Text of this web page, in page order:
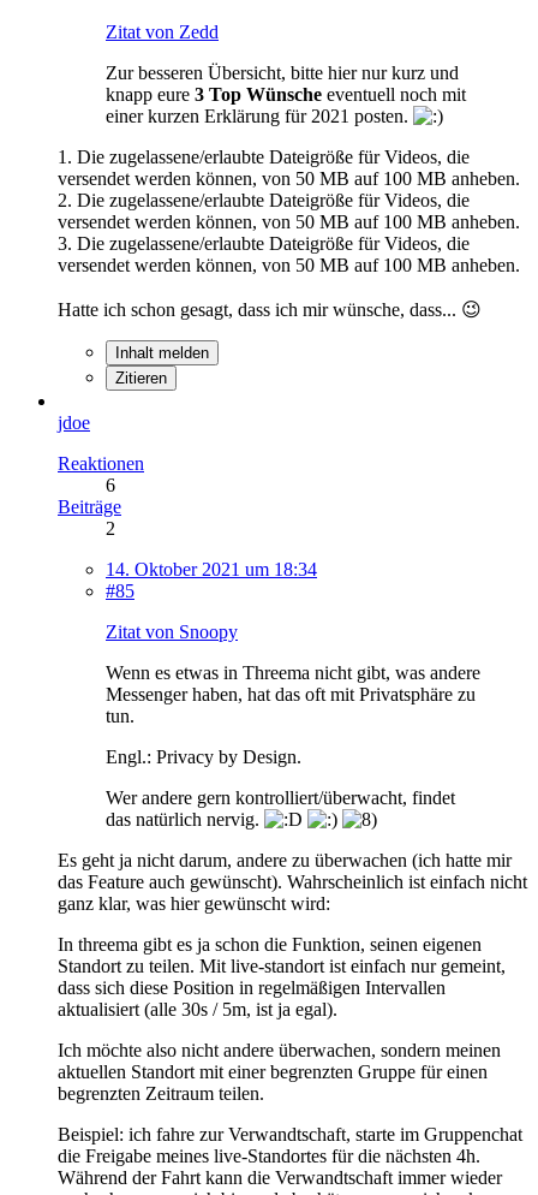
Zitat von Zedd
Zur besseren Übersicht, bitte hier nur kurz und
knapp eure 3 Top Wünsche eventuell noch mit
einer kurzen Erklärung für 2021 posten.
1. Die zugelassene/erlaubte Dateigröße für Videos, die
versendet werden können, von 50 MB auf 100 MB anheben.
2. Die zugelassene/erlaubte Dateigröße für Videos, die
versendet werden können, von 50 MB auf 100 MB anheben.
3. Die zugelassene/erlaubte Dateigröße für Videos, die
versendet werden können, von 50 MB auf 100 MB anheben.
Hatte ich schon gesagt, dass ich mir wünsche, dass... 😉
Inhalt melden
Zitieren
jdoe
Reaktionen
6
Beiträge
2
14. Oktober 2021 um 18:34
#85
Zitat von Snoopy
Wenn es etwas in Threema nicht gibt, was andere
Messenger haben, hat das oft mit Privatsphäre zu
tun.
Engl.: Privacy by Design.
Wer andere gern kontrolliert/überwacht, findet
das natürlich nervig.
Es geht ja nicht darum, andere zu überwachen (ich hatte mir
das Feature auch gewünscht). Wahrscheinlich ist einfach nicht
ganz klar, was hier gewünscht wird:
In threema gibt es ja schon die Funktion, seinen eigenen
Standort zu teilen. Mit live-standort ist einfach nur gemeint,
dass sich diese Position in regelmäßigen Intervallen
aktualisiert (alle 30s / 5m, ist ja egal).
Ich möchte also nicht andere überwachen, sondern meinen
aktuellen Standort mit einer begrenzten Gruppe für einen
begrenzten Zeitraum teilen.
Beispiel: ich fahre zur Verwandtschaft, starte im Gruppenchat
die Freigabe meines live-Standortes für die nächsten 4h.
Während der Fahrt kann die Verwandtschaft immer wieder